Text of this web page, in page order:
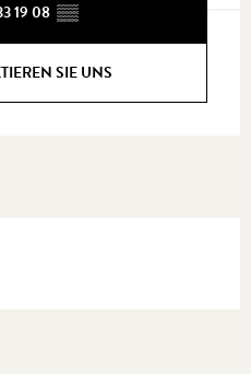
19 08 ▒▒
SIE UNS